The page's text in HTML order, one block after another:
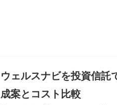
ウェルスナビを投資信託
成案とコスト比較